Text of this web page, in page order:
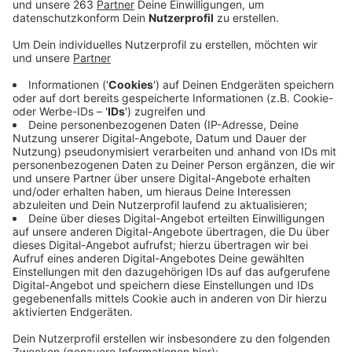
Anzeige
und Jugendlichen in Siegen-Wittgenstein? Mit dieser
Frage hat sich gestern der Kreisgesundheitsausschuss
beschäftigt. Marcus Linke, Oberarzt an der DRK-
Kinderklinik in Siegen, erklärte, man arbeite momentan
daran, ab nächstem Jahr entsprechende Leistungen
sowohl im ambulanten als auch im stationären Bereich
anbieten zu können. Derzeit ist noch das
Kinderpalliativzentrum der Vestischen Kinder- und
Jugendklinik in Datteln für unsere Region zuständig,
doch die Wege bis nach Siegen- Wittgenstein sind aus
Linkes Sicht einfach zu weit. Nachdem der Versuch
einer Kooperation letztes Jahr gescheitert war, setze
man nun auf eine Rahmenvereinbarung mit dem Bund.
Diese wird durch eine Gesetzesänderung möglich, die